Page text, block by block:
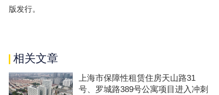
版发行。
相关文章
上海市保障性租赁住房天山路31
号、罗城路389号公寓项目进入冲刺